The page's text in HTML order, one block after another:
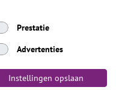
vakantieregio’s
Toegankelijkheid
Prestatie
Advertenties
Instellingen opslaan